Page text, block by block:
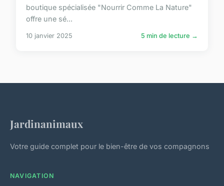
boutique spécialisée "Nourrir Comme La Nature"
offre une sé...
10 janvier 2025 5 min de lecture →
Jardinanimaux
Votre guide complet pour le bien-être de vos compagnons
NAVIGATION